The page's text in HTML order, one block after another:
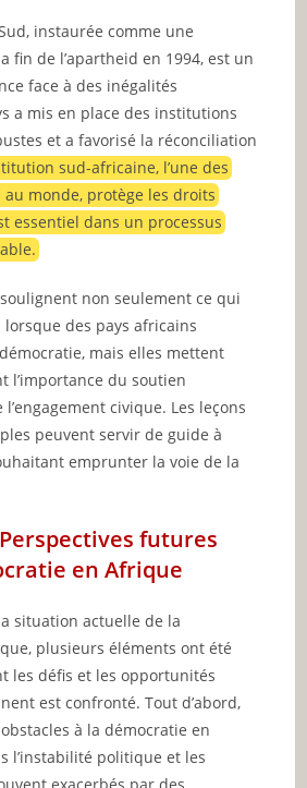
instaurée comme une
fin de l’apartheid en 1994, est un
face à des inégalités
a mis en place des institutions
et a favorisé la réconciliation
sud-africaine, l’une des
monde, protège les droits
essentiel dans un processus
non seulement ce qui
des pays africains
mais elles mettent
l’importance du soutien
civique. Les leçons
peuvent servir de guide à
emprunter la voie de la
futures
en Afrique
situation actuelle de la
plusieurs éléments ont été
les défis et les opportunités
est confronté. Tout d’abord,
à la démocratie en
l’instabilité politique et les